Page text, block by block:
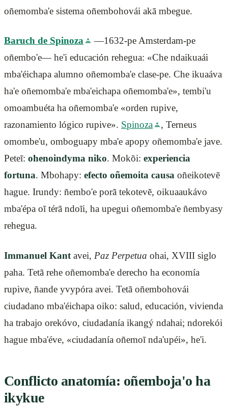
oñemomba'e sistema oñembohovái akã mbegue.
Baruch de Spinoza
—1632-pe Amsterdam-pe
oñembo'e— he'i educación rehegua: «Che ndaikuaái
mba'éichapa alumno oñemomba'e clase-pe. Che ikuaáva
ha'e oñemomba'e mba'eichapa oñemomba'e», tembi'u
omoambuéta ha oñemomba'e «orden rupive,
razonamiento lógico rupive». Spinoza
, Terneus
omombe'u, omboguapy mba'e apopy oñemomba'e jave.
Peteĩ: ohenoindyma niko. Mokõi: experiencia
fortuna. Mbohapy: efecto oñemoita causa oñeikotevẽ
hague. Irundy: ñembo'e porã tekotevẽ, oikuaaukávo
mba'épa oĩ térã ndoĩi, ha upegui oñemomba'e ñembyasy
rehegua.
Immanuel Kant avei, Paz Perpetua ohai, XVIII siglo
paha. Tetã rehe oñemomba'e derecho ha economía
rupive, ñande yvypóra avei. Tetã oñembohovái
ciudadano mba'éichapa oiko: salud, educación, vivienda
ha trabajo orekóvo, ciudadanía ikangý ndahai; ndorekói
hague mba'éve, «ciudadanía oñemoĩ nda'upéi», he'i.
Conflicto anatomía: oñemboja'o ha
ikykue